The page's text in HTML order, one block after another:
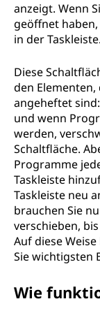
anzeigt. Wenn
geöffnet
in der Taskleiste.
Diese
den Elementen,
angeheftet
und wenn
werden,
Schaltfläche.
Programme
Taskleiste
Taskleiste neu
brauchen Sie
verschieben,
Auf diese
Sie wichtigsten
Wie